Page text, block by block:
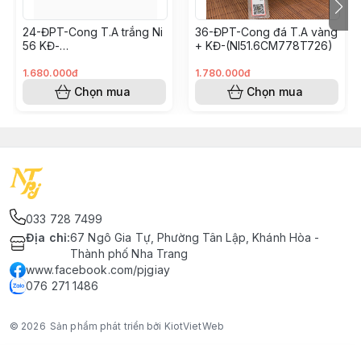
24-ĐPT-Cong T.A trắng Ni
56 KĐ-
1.680.000đ
Chọn mua
36-ĐPT-Cong đá T.A vàng
+ KĐ-(NI51.6CM778T726)
1.780.000đ
Chọn mua
033 728 7499
Địa chỉ:67 Ngô Gia Tự, Phường Tân Lập, Khánh Hòa -
Thành phố Nha Trang
www.facebook.com/pjgiay
076 271 1486
© 2026 Sản phẩm phát triển bởi KiotVietWeb